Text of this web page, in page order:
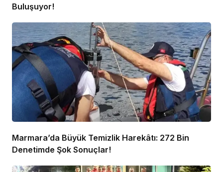
Buluşuyor!
Marmara’da Büyük Temizlik Harekâtı: 272 Bin
Denetimde Şok Sonuçlar!